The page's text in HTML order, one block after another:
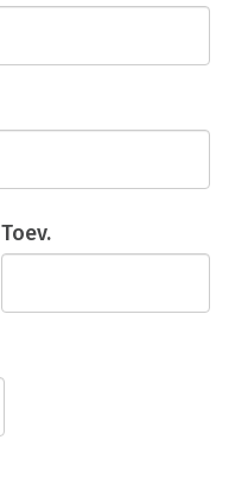
Toev.